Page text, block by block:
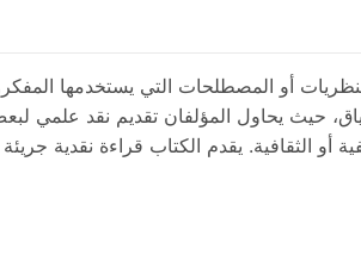
أو المصطلحات التي يستخدمها
حيث يحاول المؤلفان تقديم نقد علمي
أو الثقافية. يقدم الكتاب قراءة نقدية